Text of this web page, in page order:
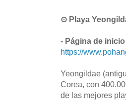
⊙ Playa
- Página de inicio
https://
Yeongildae
Corea, con
de las mejores